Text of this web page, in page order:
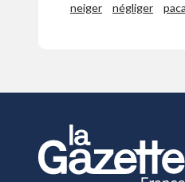
neiger
négliger